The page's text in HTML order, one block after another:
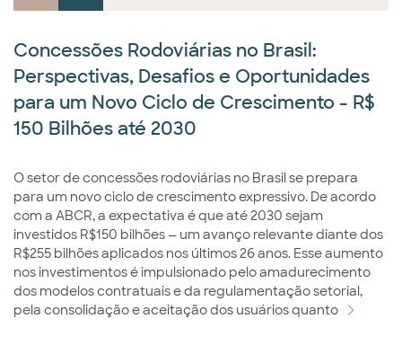
Concessões Rodoviárias no Brasil:
Perspectivas, Desafios e Oportunidades
para um Novo Ciclo de Crescimento - R$
150 Bilhões até 2030
O setor de concessões rodoviárias no Brasil se prepara
para um novo ciclo de crescimento expressivo. De acordo
com a ABCR, a expectativa é que até 2030 sejam
investidos R$150 bilhões — um avanço relevante diante dos
R$255 bilhões aplicados nos últimos 26 anos. Esse aumento
nos investimentos é impulsionado pelo amadurecimento
dos modelos contratuais e da regulamentação setorial,
pela consolidação e aceitação dos usuários quanto